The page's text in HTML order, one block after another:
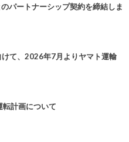
パートナーシップ契約を締結しま
けて、2026年7月よりヤマト運輸
転計画について